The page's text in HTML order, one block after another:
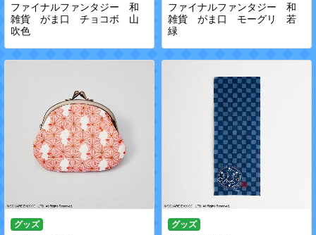
ファイナルファンタジー 和
雑貨 がま口 チョコボ 山
吹色
ファイナルファンタジー 和
雑貨 がま口 モーグリ 若
緑
グッズ
グッズ